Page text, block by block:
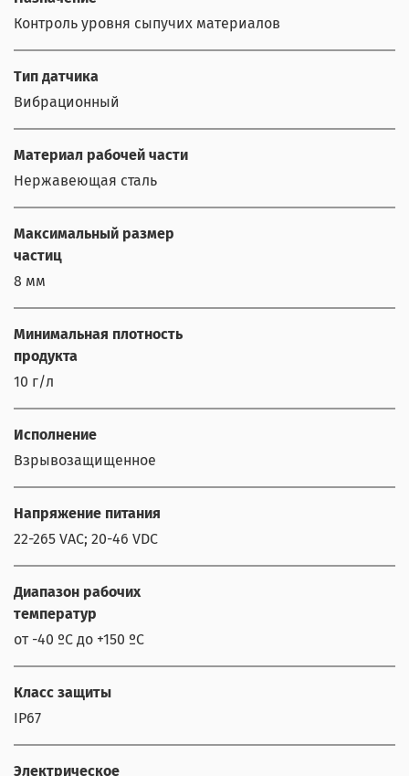
Контроль уровня сыпучих материалов
Тип датчика
Вибрационный
Материал рабочей части
Нержавеющая сталь
Максимальный размер
частиц
8 мм
Минимальная плотность
продукта
10 г/л
Исполнение
Взрывозащищенное
Напряжение питания
22-265 VAC; 20-46 VDC
Диапазон рабочих
температур
от -40 ºС до +150 ºС
Класс защиты
IP67
Электрическое